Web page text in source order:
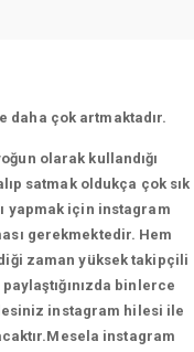
daha çok artmaktadır.
olarak kullandığı
satmak oldukça çok sık
yapmak için instagram
gerekmektedir. Hem
zaman yüksek takipçili
binlerce
instagram hilesi ile
instagram